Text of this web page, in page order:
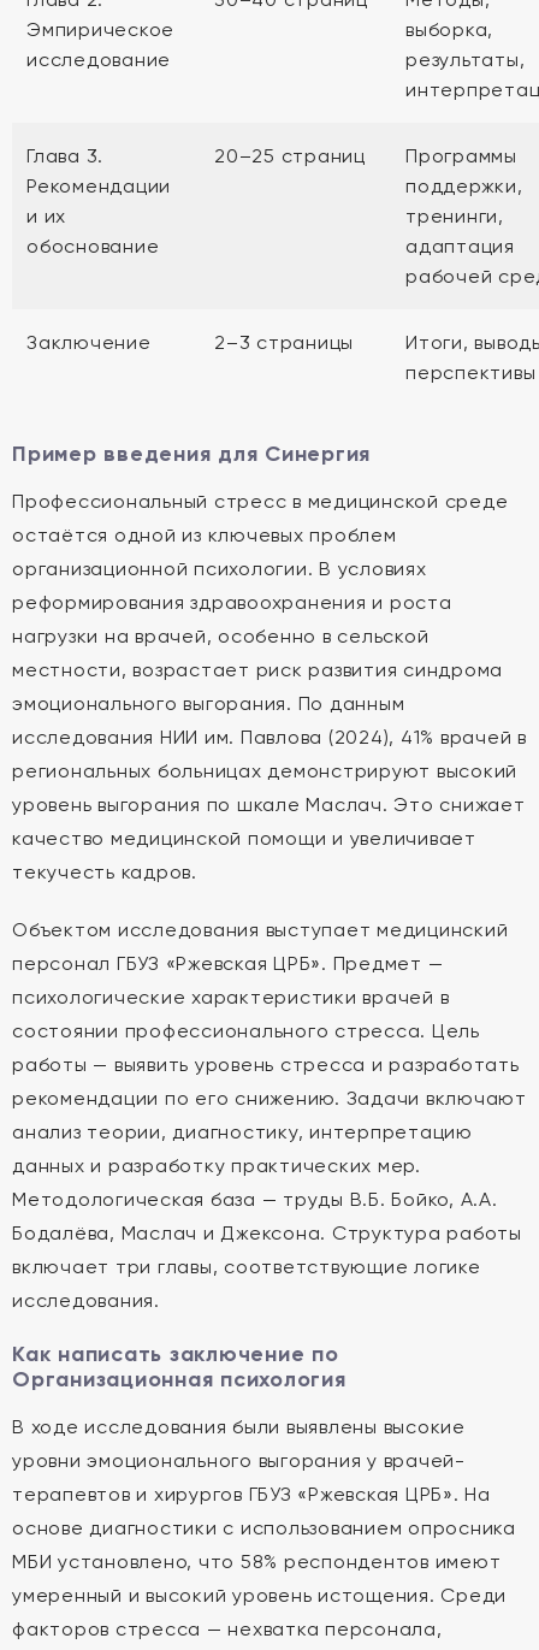
Эмпирическое
исследование
выборка,
результаты,
Глава 3.
Рекомендации
и их
обоснование
20–25 страниц
Программы
поддержки,
тренинги,
адаптация
рабочей
Заключение 2–3 страницы
Итоги,
перспективы
Пример введения для Синергия
Профессиональный стресс в медицинской среде
остаётся одной из ключевых проблем
организационной психологии. В условиях
реформирования здравоохранения и роста
нагрузки на врачей, особенно в сельской
местности, возрастает риск развития синдрома
эмоционального выгорания. По данным
исследования НИИ им. Павлова (2024), 41% врачей в
региональных больницах демонстрируют высокий
уровень выгорания по шкале Маслач. Это снижает
качество медицинской помощи и увеличивает
текучесть кадров.
Объектом исследования выступает медицинский
персонал ГБУЗ «Ржевская ЦРБ». Предмет —
психологические характеристики врачей в
состоянии профессионального стресса. Цель
работы — выявить уровень стресса и разработать
рекомендации по его снижению. Задачи включают
анализ теории, диагностику, интерпретацию
данных и разработку практических мер.
Методологическая база — труды В.Б. Бойко, А.А.
Бодалёва, Маслач и Джексона. Структура работы
включает три главы, соответствующие логике
исследования.
Как написать заключение по
Организационная психология
В ходе исследования были выявлены высокие
уровни эмоционального выгорания у врачей-
терапевтов и хирургов ГБУЗ «Ржевская ЦРБ». На
основе диагностики с использованием опросника
МБИ установлено, что 58% респондентов имеют
умеренный и высокий уровень истощения. Среди
факторов стресса — нехватка персонала,